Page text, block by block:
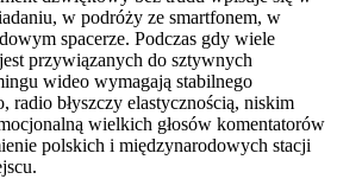
w podróży ze smartfonem, w
spacerze. Podczas gdy wiele
przywiązanych do sztywnych
wideo wymagają stabilnego
radio błyszczy elastycznością, niskim
wielkich głosów komentatorów
polskich i międzynarodowych stacji